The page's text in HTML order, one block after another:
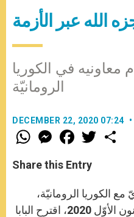
الله عبر الأزمة
معاونيه في الكوريا
الرومانيّة
DECEMBER 22, 2020 07:24
W
h
t
s
p
M
e
s
e
e
r
F
a
e
b
o
k
w
r
Share this Entry
مع الكوريا الرومانيّة،
والذي حصل يوم الاثنين 21 كانون الأوّل 2020، اقترح البابا